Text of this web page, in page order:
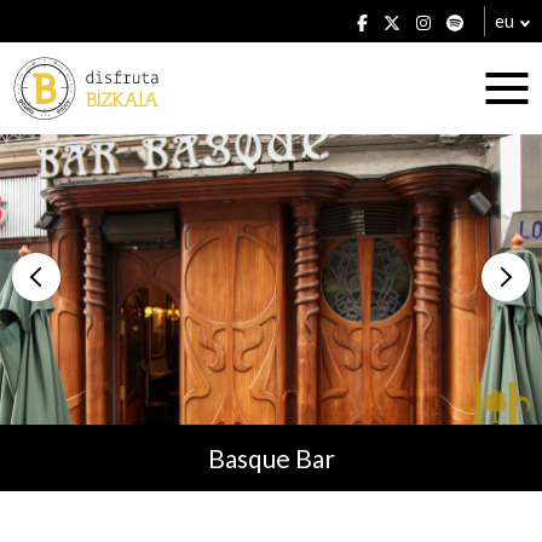
eu
Ostatuak
Jatetxeak
Planak
Basque Bar